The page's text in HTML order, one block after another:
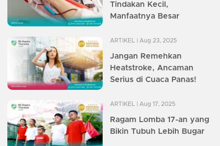
Tindakan Kecil,
Manfaatnya Besar
ARTIKEL | Aug 23, 2025
Jangan Remehkan
Heatstroke, Ancaman
Serius di Cuaca Panas!
ARTIKEL | Aug 17, 2025
Ragam Lomba 17-an yang
Bikin Tubuh Lebih Bugar